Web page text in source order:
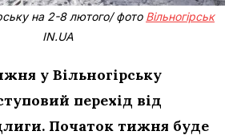
на 2-8 лютого/ фото Вільногірськ
IN.UA
у Вільногірську
перехід від
Початок тижня буде